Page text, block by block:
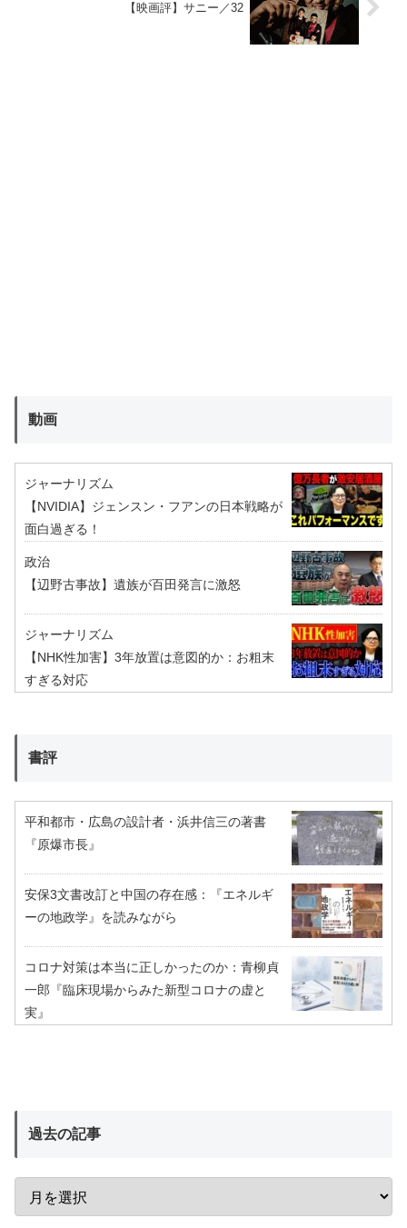
【映画評】サニー／32
動画
ジャーナリズム
【NVIDIA】ジェンスン・フアンの日本戦略が
面白過ぎる！
政治
【辺野古事故】遺族が百田発言に激怒
ジャーナリズム
【NHK性加害】3年放置は意図的か：お粗末
すぎる対応
書評
平和都市・広島の設計者・浜井信三の著書
『原爆市長』
安保3文書改訂と中国の存在感：『エネルギ
ーの地政学』を読みながら
コロナ対策は本当に正しかったのか：青柳貞
一郎『臨床現場からみた新型コロナの虚と
実』
過去の記事